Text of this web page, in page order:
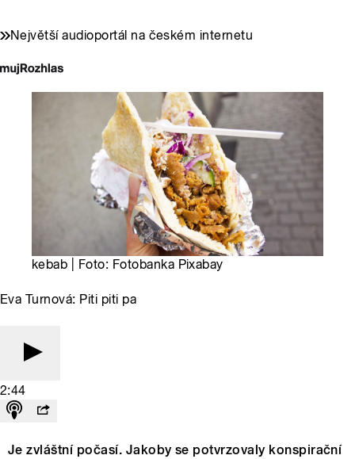
Největší audioportál na českém internetu
kebab | Foto: Fotobanka Pixabay
Eva Turnová: Piti piti pa
2:44
Je zvláštní počasí. Jakoby se potvrzovaly konspirační